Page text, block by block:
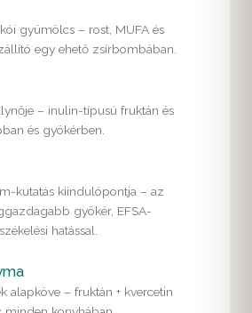
gyümölcs – rost, MUFA és
egy ehető zsírbombában.
– inulin-típusú fruktán és
és gyökérben.
kutatás kiindulópontja – az
gyökér, EFSA-
hatással.
alapköve – fruktán + kvercetin